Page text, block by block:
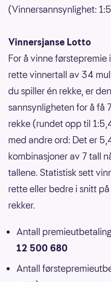
(Vinnersannsynlighet:
Vinnersjanse Lotto
For å vinne førstepremie
rette vinnertall av 34
du spiller én rekke, er
sannsynligheten for å få
rekke (rundet opp til
med andre ord: Det er
kombinasjoner av 7 tall
tallene. Statistisk sett
rette eller bedre i snitt
rekker.
Antall
12 500 680
Antall